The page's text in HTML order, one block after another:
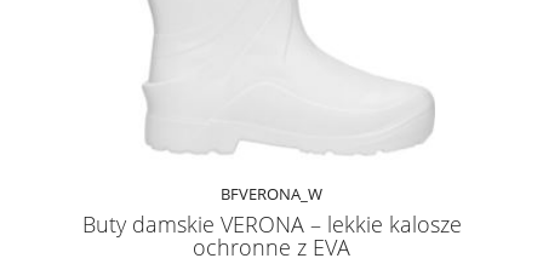
BFVERONA_W
Buty damskie VERONA – lekkie kalosze
ochronne z EVA